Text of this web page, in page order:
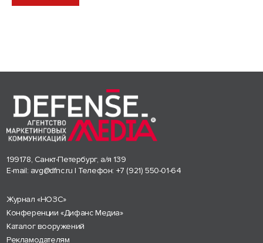
199178, Санкт-Петербург, а/я 139
E-mail: avg@dfnc.ru | Телефон: +7 (921) 550-01-64
Журнал «НОЗС»
Конференции «Дифанс Медиа»
Каталог вооружений
Рекламодателям